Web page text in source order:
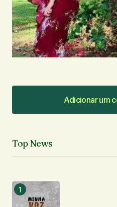
Adicionar um
Adicionar um
O seu endereço de e-
Comentário
Top News